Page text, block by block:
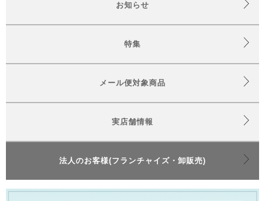
お知らせ
特集
メール便対象商品
実店舗情報
法人のお客様(フランチャイズ・卸販売)